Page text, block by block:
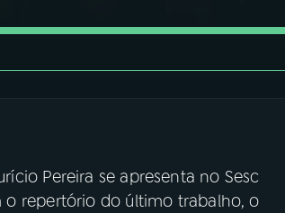
Pereira se apresenta no Sesc
o repertório do último trabalho, o